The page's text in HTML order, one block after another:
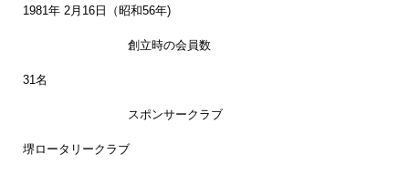
1981年 2月16日（昭和56年)
創立時の会員数
31名
スポンサークラブ
堺ロータリークラブ